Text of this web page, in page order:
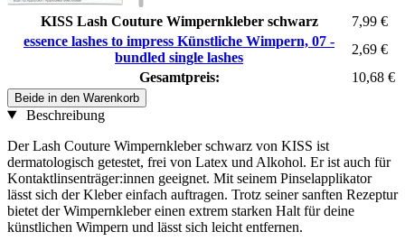
KISS Lash Couture Wimpernkleber schwarz
7,99 €
essence lashes to impress Künstliche Wimpern, 07 -
bundled single lashes
2,69 €
Gesamtpreis:
10,68 €
Beide in den Warenkorb
Beschreibung
Der Lash Couture Wimpernkleber schwarz von KISS ist
dermatologisch getestet, frei von Latex und Alkohol. Er ist auch für
Kontaktlinsenträger:innen geeignet. Mit seinem Pinselapplikator
lässt sich der Kleber einfach auftragen. Trotz seiner sanften Rezeptur
bietet der Wimpernkleber einen extrem starken Halt für deine
künstlichen Wimpern und lässt sich leicht entfernen.